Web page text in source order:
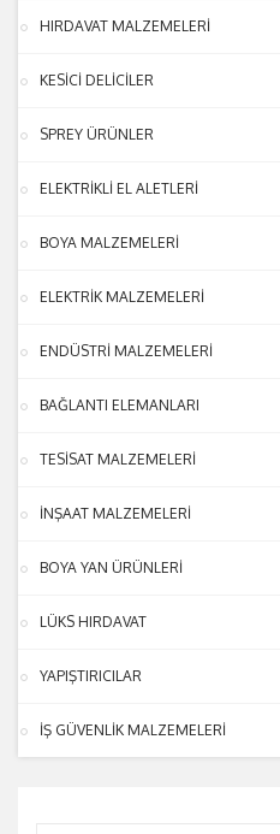
HIRDAVAT MALZEMELERİ
KESİCİ DELİCİLER
SPREY ÜRÜNLER
ELEKTRİKLİ EL ALETLERİ
BOYA MALZEMELERİ
ELEKTRİK MALZEMELERİ
ENDÜSTRİ MALZEMELERİ
BAĞLANTI ELEMANLARI
TESİSAT MALZEMELERİ
İNŞAAT MALZEMELERİ
BOYA YAN ÜRÜNLERİ
LÜKS HIRDAVAT
YAPIŞTIRICILAR
İŞ GÜVENLİK MALZEMELERİ